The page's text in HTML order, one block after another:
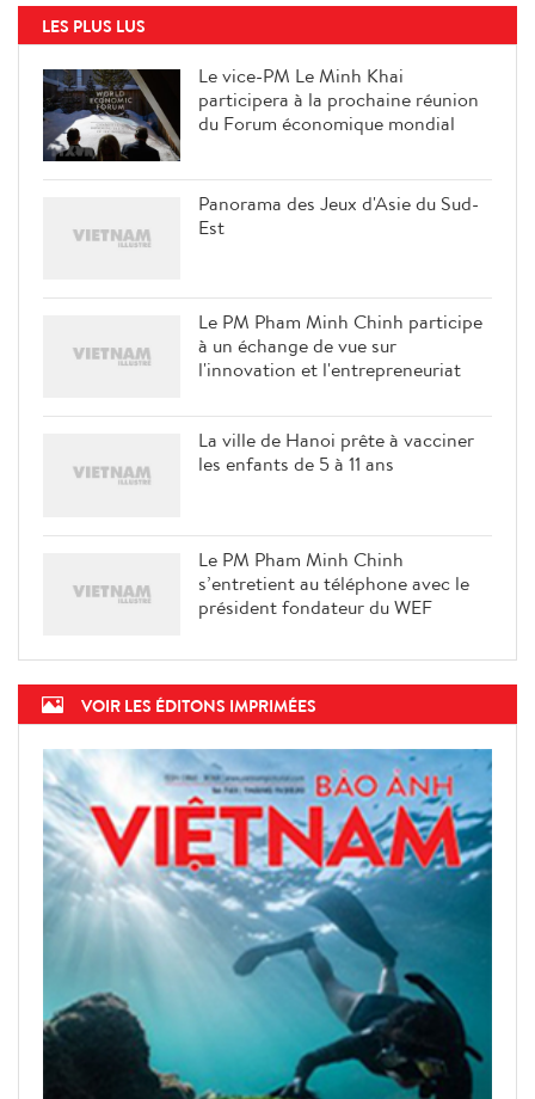
LES PLUS LUS
Le vice-PM Le Minh Khai
participera à la prochaine réunion
du Forum économique mondial
Panorama des Jeux d'Asie du Sud-
Est
Le PM Pham Minh Chinh participe
à un échange de vue sur
l'innovation et l'entrepreneuriat
La ville de Hanoi prête à vacciner
les enfants de 5 à 11 ans
Le PM Pham Minh Chinh
s’entretient au téléphone avec le
président fondateur du WEF
VOIR LES ÉDITONS IMPRIMÉES